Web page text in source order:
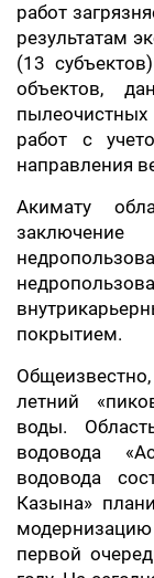
работ
результатам
(13
объектов,
работ с
направления
Акимату
покрытием.
летний
воды.
водовода
водовода
Казына»
модернизацию
первой